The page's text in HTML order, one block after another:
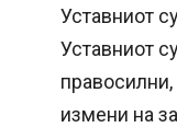
Уставниот
Уставниот
измeни на